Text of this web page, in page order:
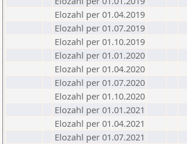
Elozahl per 01.04.2019
Elozahl per 01.07.2019
Elozahl per 01.10.2019
Elozahl per 01.01.2020
Elozahl per 01.04.2020
Elozahl per 01.07.2020
Elozahl per 01.10.2020
Elozahl per 01.01.2021
Elozahl per 01.04.2021
Elozahl per 01.07.2021